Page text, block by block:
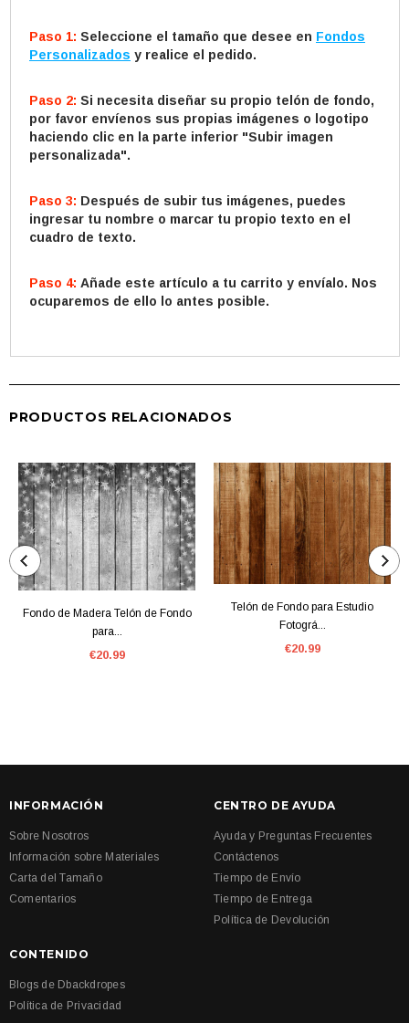
Paso 1: Seleccione el tamaño que desee en Fondos
Personalizados y realice el pedido.
Paso 2: Si necesita diseñar su propio telón de fondo,
por favor envíenos sus propias imágenes o logotipo
haciendo clic en la parte inferior "Subir imagen
personalizada".
Paso 3: Después de subir tus imágenes, puedes
ingresar tu nombre o marcar tu propio texto en el
cuadro de texto.
Paso 4: Añade este artículo a tu carrito y envíalo. Nos
ocuparemos de ello lo antes posible.
PRODUCTOS RELACIONADOS
Fondo de Madera Telón de Fondo
para...
€20.99
Telón de Fondo para Estudio
Fotográ...
€20.99
INFORMACIÓN
Sobre Nosotros
Información sobre Materiales
Carta del Tamaño
Comentarios
CENTRO DE AYUDA
Ayuda y Preguntas Frecuentes
Contáctenos
Tiempo de Envío
Tiempo de Entrega
Política de Devolución
CONTENIDO
Blogs de Dbackdropes
Política de Privacidad